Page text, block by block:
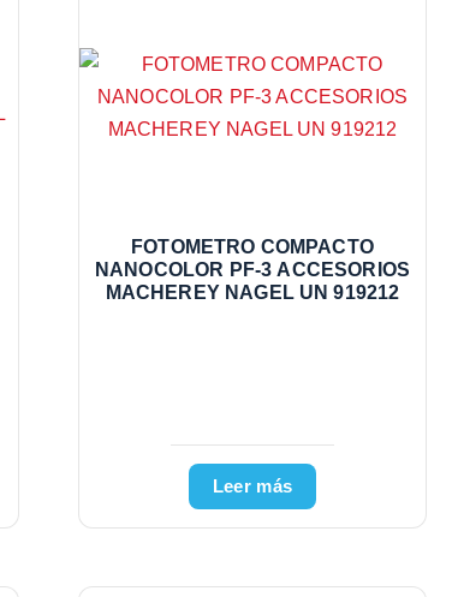
FOTOMETRO COMPACTO
NANOCOLOR PF-3 ACCESORIOS
MACHEREY NAGEL UN 919212
Leer más